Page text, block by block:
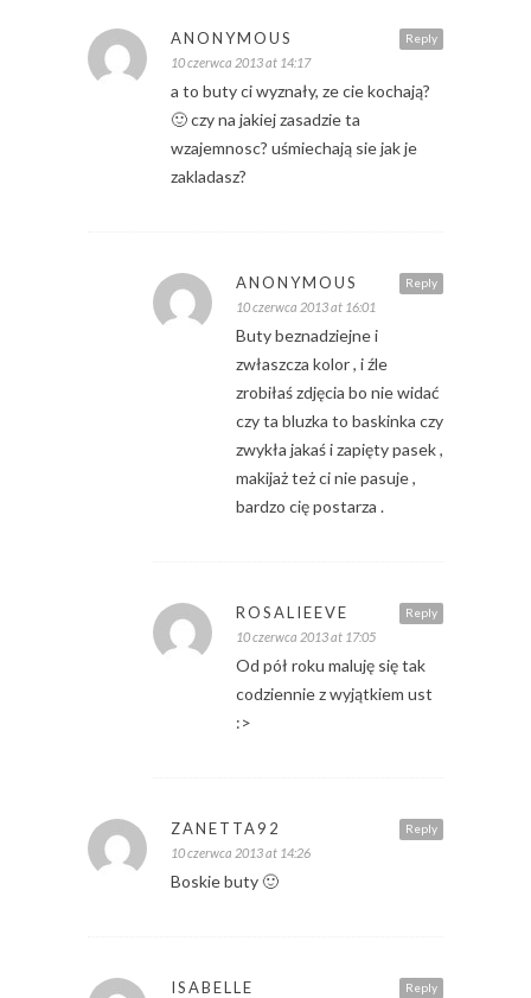
Reply
ANONYMOUS
10 czerwca 2013 at 14:17
a to buty ci wyznały, ze cie kochają?
🙂 czy na jakiej zasadzie ta
wzajemnosc? uśmiechają sie jak je
zakladasz?
Reply
ANONYMOUS
10 czerwca 2013 at 16:01
Buty beznadziejne i
zwłaszcza kolor , i źle
zrobiłaś zdjęcia bo nie widać
czy ta bluzka to baskinka czy
zwykła jakaś i zapięty pasek ,
makijaż też ci nie pasuje ,
bardzo cię postarza .
Reply
ROSALIEEVE
10 czerwca 2013 at 17:05
Od pół roku maluję się tak
codziennie z wyjątkiem ust
:>
Reply
ZANETTA92
10 czerwca 2013 at 14:26
Boskie buty 🙂
Reply
ISABELLE